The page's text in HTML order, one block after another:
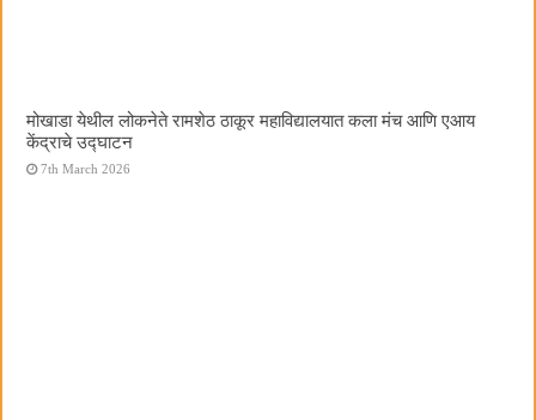
मोखाडा येथील लोकनेते रामशेठ ठाकूर महाविद्यालयात कला मंच आणि एआय
केंद्राचे उद्घाटन
7th March 2026